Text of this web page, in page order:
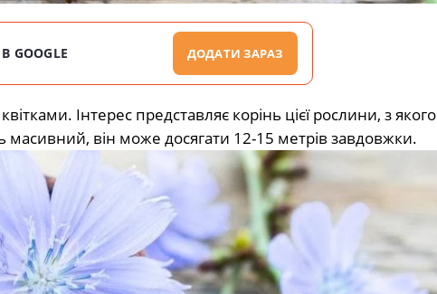
ДОДАТИ ЗАРАЗ
Інтерес представляє корінь цієї рослини, з якого
він може досягати 12-15 метрів завдовжки.